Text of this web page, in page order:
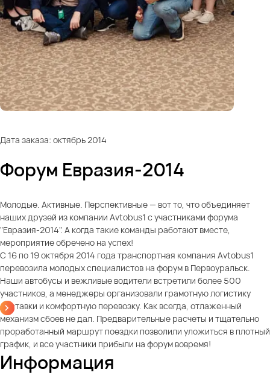
Дата заказа: октябрь 2014
Форум Евразия-2014
Молодые. Активные. Перспективные — вот то, что объединяет
наших друзей из компании Avtobus1 с участниками форума
"Евразия-2014". А когда такие команды работают вместе,
мероприятие обречено на успех!
С 16 по 19 октября 2014 года транспортная компания Avtobus1
перевозила молодых специалистов на форум в Первоуральск.
Наши автобусы и вежливые водители встретили более 500
участников, а менеджеры организовали грамотную логистику
доставки и комфортную перевозку. Как всегда, отлаженный
механизм сбоев не дал. Предварительные расчеты и тщательно
проработанный маршрут поездки позволили уложиться в плотный
график, и все участники прибыли на форум вовремя!
Информация